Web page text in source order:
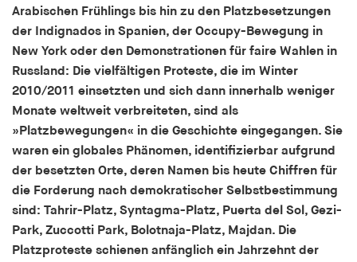
Arabischen Frühlings bis hin zu den Platzbesetzungen
der Indignados in Spanien, der Occupy-Bewegung in
New York oder den Demonstrationen für faire Wahlen in
Russland: Die vielfältigen Proteste, die im Winter
2010/2011 einsetzten und sich dann innerhalb weniger
Monate weltweit verbreiteten, sind als
»Platzbewegungen« in die Geschichte eingegangen. Sie
waren ein globales Phänomen, identifizierbar aufgrund
der besetzten Orte, deren Namen bis heute Chiffren für
die Forderung nach demokratischer Selbstbestimmung
sind: Tahrir-Platz, Syntagma-Platz, Puerta del Sol, Gezi-
Park, Zuccotti Park, Bolotnaja-Platz, Majdan. Die
Platzproteste schienen anfänglich ein Jahrzehnt der
Zweck:
Speichert den Zustimmungsstatus des Benutzers
für Cookies auf der aktuellen Domäne.
Cookie Laufzeit:
1 Jahr
fe_typo_user
Name:
fe_typo_user
Anbieter:
hamburger-edition.de